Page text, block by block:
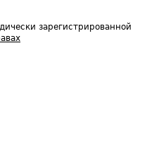
зарегистрированной